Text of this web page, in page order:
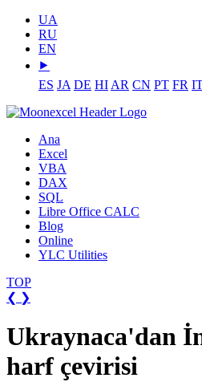
UA
RU
EN
⯈
ES JA DE HI AR CN PT FR
Ana
Excel
VBA
DAX
SQL
Libre Office CALC
Blog
Online
YLC Utilities
TOP
❮ ❯
Ukraynaca'dan
harf çevirisi